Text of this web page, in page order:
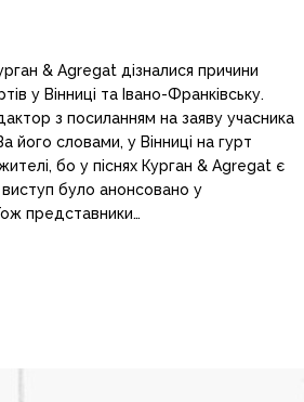
& Agregat дізналися причини
у Вінниці та Івано-Франківську.
з посиланням на заяву учасника
його словами, у Вінниці на гурт
бо у піснях Курган & Agregat є
було анонсовано у
представники…